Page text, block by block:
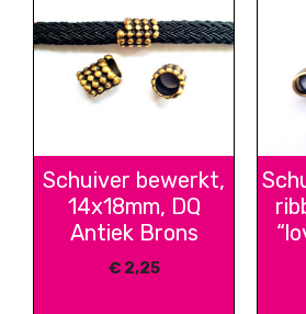
Schuiver bewerkt,
14x18mm, DQ
Antiek Brons
€2,25